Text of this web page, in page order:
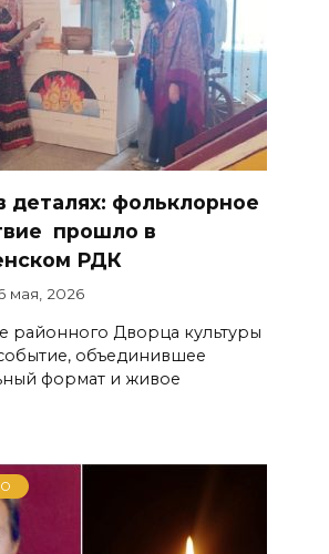
деталях: фольклорное
прошло в
РДК
мая, 2026
районного Дворца культуры
объединившее
формат и живое